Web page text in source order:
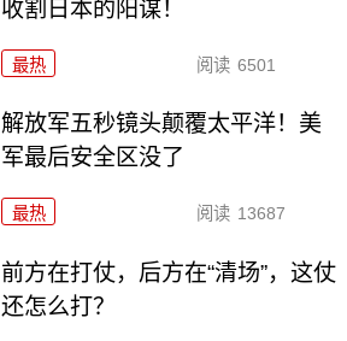
收割日本的阳谋！
最热 阅读 6501
解放军五秒镜头颠覆太平洋！美
军最后安全区没了
最热 阅读 13687
前方在打仗，后方在“清场”，这仗
还怎么打？